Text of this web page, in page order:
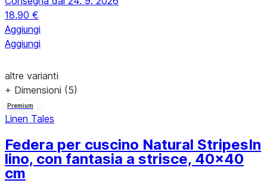
18,90 €
Aggiungi
Aggiungi
altre varianti
+ Dimensioni (5)
Premium
Linen Tales
Federa per cuscino Natural StripesIn
lino, con fantasia a strisce, 40x40
cm